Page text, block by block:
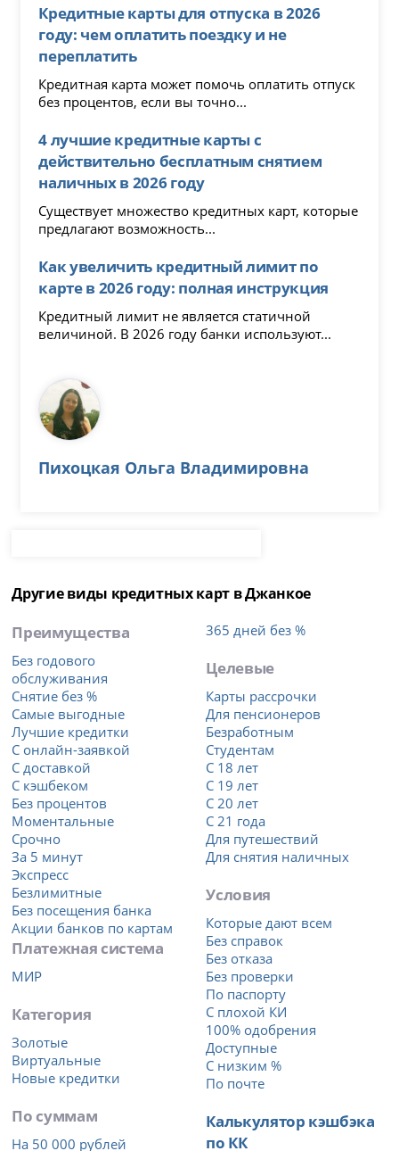
Кредитные карты для отпуска в 2026
году: чем оплатить поездку и не
переплатить
Кредитная карта может помочь оплатить отпуск
без процентов, если вы точно...
4 лучшие кредитные карты с
действительно бесплатным снятием
наличных в 2026 году
Существует множество кредитных карт, которые
предлагают возможность...
Как увеличить кредитный лимит по
карте в 2026 году: полная инструкция
Кредитный лимит не является статичной
величиной. В 2026 году банки используют...
Пихоцкая Ольга Владимировна
Другие виды кредитных карт в Джанкое
Преимущества
Без годового
обслуживания
Снятие без %
Самые выгодные
Лучшие кредитки
С онлайн-заявкой
С доставкой
С кэшбеком
Без процентов
Моментальные
Срочно
За 5 минут
Экспресс
Безлимитные
Без посещения банка
Акции банков по картам
Платежная система
МИР
Категория
Золотые
Виртуальные
Новые кредитки
По суммам
На 50 000 рублей
365 дней без %
Целевые
Карты рассрочки
Для пенсионеров
Безработным
Студентам
С 18 лет
С 19 лет
С 20 лет
С 21 года
Для путешествий
Для снятия наличных
Условия
Которые дают всем
Без справок
Без отказа
Без проверки
По паспорту
С плохой КИ
100% одобрения
Доступные
С низким %
По почте
Калькулятор кэшбэка
по КК